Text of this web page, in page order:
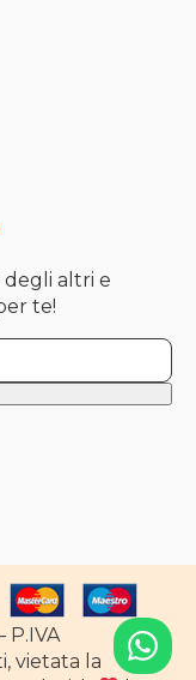
degli altri e
te!
P.IVA
vietata la